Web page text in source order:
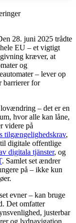
28. juni 2025 trådte
EU – et vigtigt
kræver, at
og
– lever op
barrierer for
– det er en
hvor alle kan låne,
videre på
tilgængelighedskrav,
digitale offentlige
digitala tjänster, og
. Samlet set ændrer
på – ikke kun
evner – kan bruge
Det omfatter
justerbar
og lydnavigation